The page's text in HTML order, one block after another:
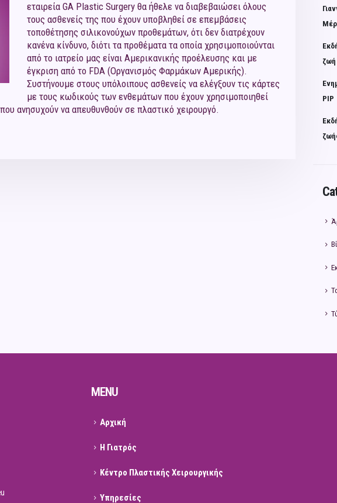
εταιρεία GA Plastic Surgery θα ήθελε να διαβεβαιώσει όλους
τους ασθενείς της που έχουν υποβληθεί σε επεμβάσεις
τοποθέτησης σιλικονούχων προθεμάτων, ότι δεν διατρέχουν
κανένα κίνδυνο, διότι τα προθέματα τα οποία χρησιμοποιούνται
από το ιατρείο μας είναι Αμερικανικής προέλευσης και με
έγκριση από το FDA (Οργανισμός Φαρμάκων Αμερικής).
Συστήνουμε στους υπόλοιπους ασθενείς να ελέγξουν τις κάρτες
με τους κωδικούς των ενθεμάτων που έχουν χρησιμοποιηθεί
ανησυχούν να απευθυνθούν σε πλαστικό χειρουργό.
ζωή
PIP
MENU
Αρχική
Η Γιατρός
Κέντρο Πλαστικής Χειρουργικής
Υπηρεσίες